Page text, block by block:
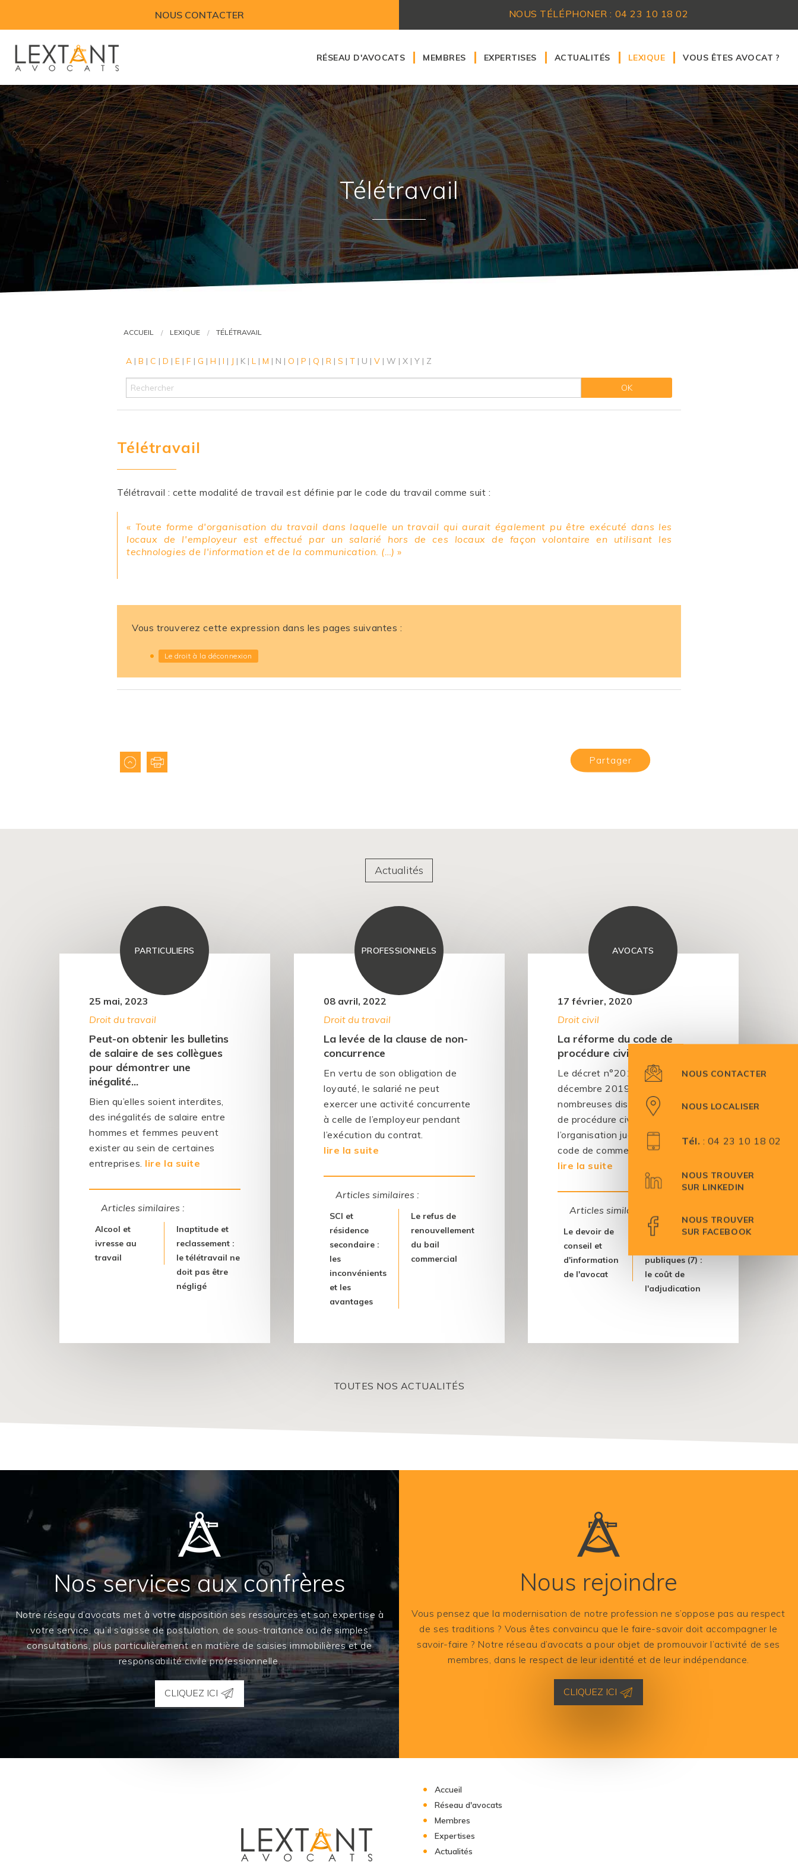
NOUS CONTACTER
NOUS LOCALISER
Tél. : 04 23 10 18 02
NOUS TROUVER
SUR LINKEDIN
NOUS TROUVER
SUR FACEBOOK
NOUS CONTACTER NOUS TÉLÉPHONER : 04 23 10 18 02
RÉSEAU D'AVOCATS MEMBRES EXPERTISES
Droit du travail
Droit des procédures civiles d'exécution
Droit civil
Droit des collectivités territoriales
Droit fiscal
Droit immobilier
Droit de l'urbanisme
Droit commercial
Droit de la famille
Droit dommage corporel
ACTUALITÉS
Professionnels
Avocats
LEXIQUE VOUS ÊTES AVOCAT ?
Nous rejoindre
Télétravail
ACCUEIL LEXIQUE TÉLÉTRAVAIL
A | B | C | D | E | F | G | H | I | J | K | L | M | N | O | P | Q | R | S | T | U | V | W | X | Y | Z
Télétravail
Télétravail : cette modalité de travail est définie par le code du travail comme suit :
« Toute forme d'organisation du travail dans laquelle un travail qui aurait également pu être exécuté dans les
locaux de l'employeur est effectué par un salarié hors de ces locaux de façon volontaire en utilisant les
technologies de l'information et de la communication. (…) »
Vous trouverez cette expression dans les pages suivantes :
Le droit à la déconnexion
Partager
Actualités
PARTICULIERS
25 mai, 2023
Droit du travail
Peut-on obtenir les bulletins
de salaire de ses collègues
pour démontrer une
inégalité...
Bien qu’elles soient interdites,
des inégalités de salaire entre
hommes et femmes peuvent
exister au sein de certaines
entreprises. lire la suite
Articles similaires :
Alcool et
ivresse au
travail
Inaptitude et
reclassement :
le télétravail ne
doit pas être
négligé
PROFESSIONNELS
08 avril, 2022
Droit du travail
La levée de la clause de non-
concurrence
En vertu de son obligation de
loyauté, le salarié ne peut
exercer une activité concurrente
à celle de l’employeur pendant
l’exécution du contrat.
lire la suite
Articles similaires :
SCI et
résidence
secondaire :
les
inconvénients
et les
avantages
Le refus de
renouvellement
du bail
commercial
AVOCATS
17 février, 2020
Droit civil
La réforme du code de
procédure civile
Le décret n°2019-1333 du 11
décembre 2019 a modifié de
nombreuses dispositions du code
de procédure civile, du code de
l’organisation judiciaire et du
code de commerce....
lire la suite
Articles similaires :
Le devoir de
conseil et
d'information
de l'avocat
Acheter aux
publiques (7) :
le coût de
l'adjudication
TOUTES NOS ACTUALITÉS
Nos services aux confrères
Notre réseau d’avocats met à votre disposition ses ressources et son expertise à
votre service, qu’il s’agisse de postulation, de sous-traitance ou de simples
consultations, plus particulièrement en matière de saisies immobilières et de
responsabilité civile professionnelle.
CLIQUEZ ICI
Nous rejoindre
Vous pensez que la modernisation de notre profession ne s’oppose pas au respect
de ses traditions ? Vous êtes convaincu que le faire-savoir doit accompagner le
savoir-faire ? Notre réseau d’avocats a pour objet de promouvoir l’activité de ses
membres, dans le respect de leur identité et de leur indépendance.
CLIQUEZ ICI
Accueil
Réseau d'avocats
Membres
Expertises
Actualités